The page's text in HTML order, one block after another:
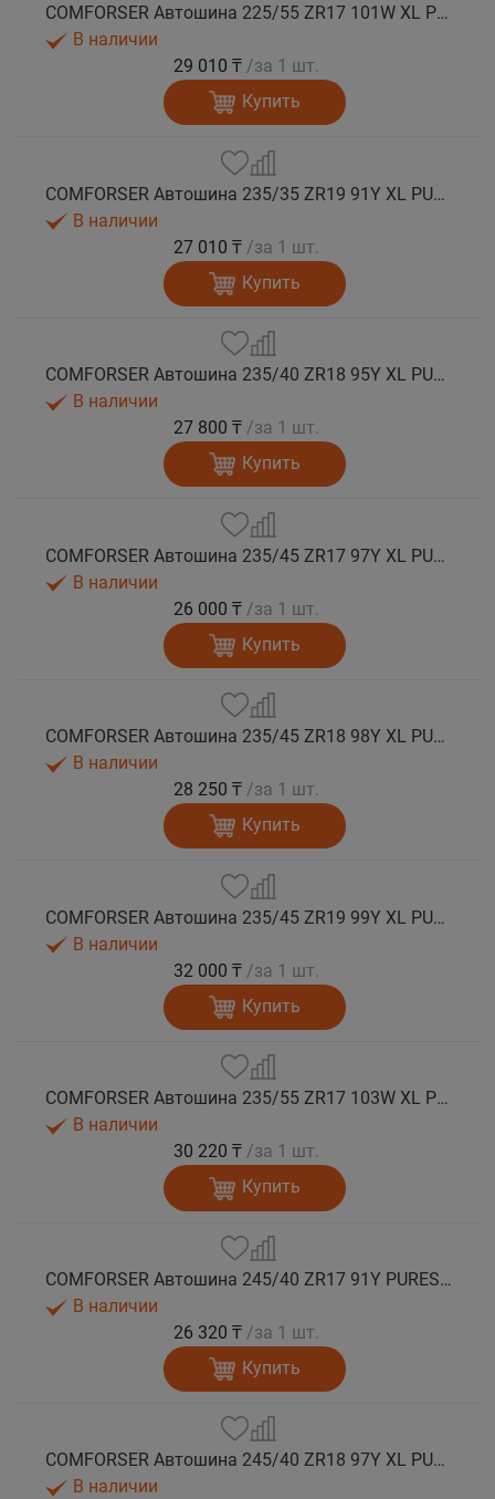
COMFORSER Автошина 225/55 ZR17 101W XL PURESPEED лето
В наличии
29 010 ₸ /за 1 шт.
Купить
COMFORSER Автошина 235/35 ZR19 91Y XL PURESPEED лето
В наличии
27 010 ₸ /за 1 шт.
Купить
COMFORSER Автошина 235/40 ZR18 95Y XL PURESPEED лето
В наличии
27 800 ₸ /за 1 шт.
Купить
COMFORSER Автошина 235/45 ZR17 97Y XL PURESPEED лето
В наличии
26 000 ₸ /за 1 шт.
Купить
COMFORSER Автошина 235/45 ZR18 98Y XL PURESPEED лето
В наличии
28 250 ₸ /за 1 шт.
Купить
COMFORSER Автошина 235/45 ZR19 99Y XL PURESPEED лето
В наличии
32 000 ₸ /за 1 шт.
Купить
COMFORSER Автошина 235/55 ZR17 103W XL PURESPEED лето
В наличии
30 220 ₸ /за 1 шт.
Купить
COMFORSER Автошина 245/40 ZR17 91Y PURESPEED лето
В наличии
26 320 ₸ /за 1 шт.
Купить
COMFORSER Автошина 245/40 ZR18 97Y XL PURESPEED лето
В наличии